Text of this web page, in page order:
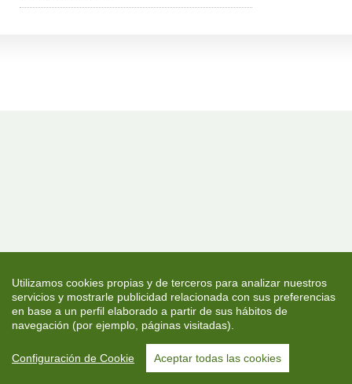
Utilizamos cookies propias y de terceros para analizar nuestros
servicios y mostrarle publicidad relacionada con sus preferencias
en base a un perfil elaborado a partir de sus hábitos de
navegación (por ejemplo, páginas visitadas).
Configuración de Cookie Aceptar todas las cookies